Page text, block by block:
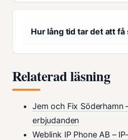
Hur lång tid tar det att få
Relaterad läsning
Jem och Fix Söderhamn
erbjudanden
Weblink IP Phone AB –